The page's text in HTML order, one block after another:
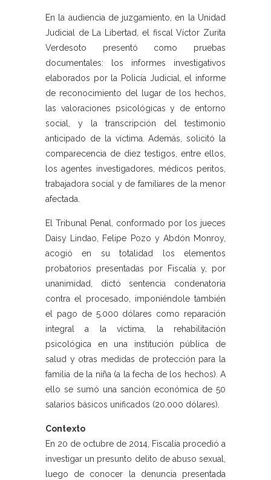
En la audiencia de juzgamiento, en la Unidad
Judicial de La Libertad, el fiscal Víctor Zurita
Verdesoto presentó como pruebas
documentales: los informes investigativos
elaborados por la Policía Judicial, el informe
de reconocimiento del lugar de los hechos,
las valoraciones psicológicas y de entorno
social, y la transcripción del testimonio
anticipado de la víctima. Además, solicitó la
comparecencia de diez testigos, entre ellos,
los agentes investigadores, médicos peritos,
trabajadora social y de familiares de la menor
afectada.
El Tribunal Penal, conformado por los jueces
Daisy Lindao, Felipe Pozo y Abdón Monroy,
acogió en su totalidad los elementos
probatorios presentadas por Fiscalía y, por
unanimidad, dictó sentencia condenatoria
contra el procesado, imponiéndole también
el pago de 5.000 dólares como reparación
integral a la víctima, la rehabilitación
psicológica en una institución pública de
salud y otras medidas de protección para la
familia de la niña (a la fecha de los hechos). A
ello se sumó una sanción económica de 50
salarios básicos unificados (20.000 dólares).
Contexto
En 20 de octubre de 2014, Fiscalía procedió a
investigar un presunto delito de abuso sexual,
luego de conocer la denuncia presentada